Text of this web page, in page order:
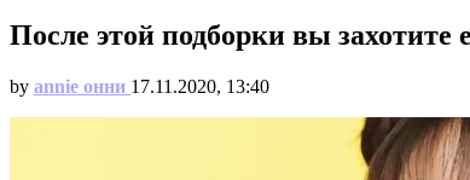
После этой подборки вы захотите
by annie онни 17.11.2020, 13:40